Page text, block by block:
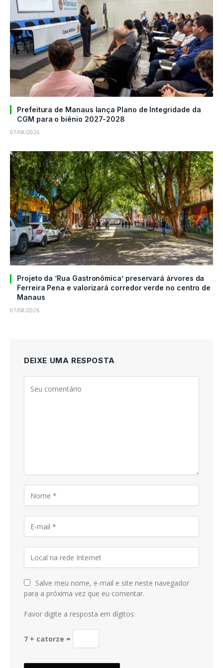
Prefeitura de Manaus lança Plano de Integridade da
CGM para o biênio 2027-2028
07/08/2026
Projeto da ‘Rua Gastronômica’ preservará árvores da
Ferreira Pena e valorizará corredor verde no centro de
Manaus
07/08/2026
DEIXE UMA RESPOSTA
Salve meu nome, e-mail e site neste navegador
para a próxima vez que eu comentar.
Favor digite a resposta em dígitos:
7 + catorze =